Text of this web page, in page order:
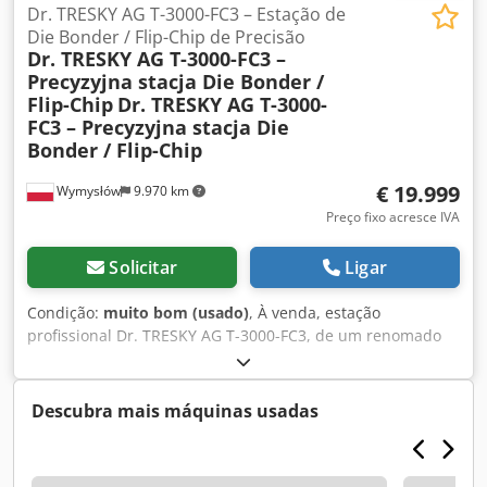
Wymysłów 9.970 km
Dr. TRESKY AG T-3000-FC3 – Estação de
Die Bonder / Flip-Chip de Precisão
Dr. TRESKY AG T-3000-FC3 –
Precyzyjna stacja Die Bonder /
Flip-Chip Dr. TRESKY AG T-3000-
FC3 – Precyzyjna stacja Die
Bonder / Flip-Chip
€ 19.999
Preço fixo acresce IVA
Solicitar Ligar
Condição: muito bom (usado), À venda, estação
profissional Dr. TRESKY AG T-3000-FC3, de um renomado
fabricante suíço. Trata-se de um equipamento de
laboratório de alta qualidade, projetado para a montagem
e posicionamento precisos de estruturas semicondutoras
(colagem de chips / montagem flip-chip), utilizado em
laboratórios de pesquisa, produção de eletrónica, fotónica,
optoeletrónica e microeletrónica. O modelo T-3000-FC3
Descubra mais máquinas usadas